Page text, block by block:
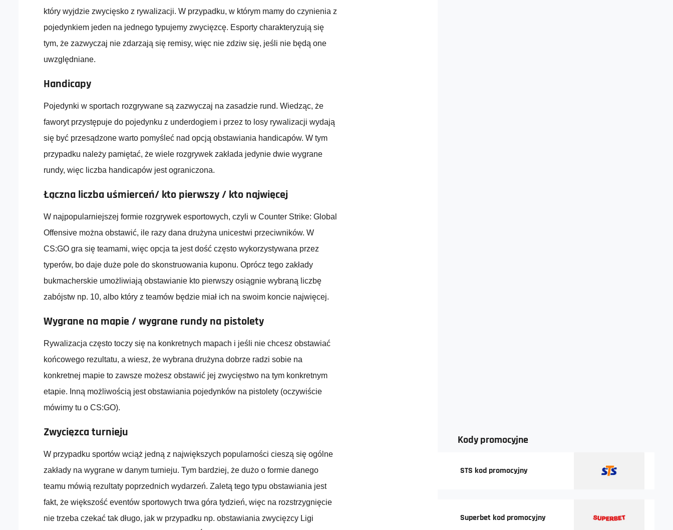
który wyjdzie zwycięsko z rywalizacji. W przypadku, w którym mamy do czynienia z
pojedynkiem jeden na jednego typujemy zwycięzcę. Esporty charakteryzują się
tym, że zazwyczaj nie zdarzają się remisy, więc nie zdziw się, jeśli nie będą one
uwzględniane.
Handicapy
Pojedynki w sportach rozgrywane są zazwyczaj na zasadzie rund. Wiedząc, że
faworyt przystępuje do pojedynku z underdogiem i przez to losy rywalizacji wydają
się być przesądzone warto pomyśleć nad opcją obstawiania handicapów. W tym
przypadku należy pamiętać, że wiele rozgrywek zakłada jedynie dwie wygrane
rundy, więc liczba handicapów jest ograniczona.
Łączna liczba uśmierceń/ kto pierwszy / kto najwięcej
W najpopularniejszej formie rozgrywek esportowych, czyli w Counter Strike: Global
Offensive można obstawić, ile razy dana drużyna unicestwi przeciwników. W
CS:GO gra się teamami, więc opcja ta jest dość często wykorzystywana przez
typerów, bo daje duże pole do skonstruowania kuponu. Oprócz tego zakłady
bukmacherskie umożliwiają obstawianie kto pierwszy osiągnie wybraną liczbę
zabójstw np. 10, albo który z teamów będzie miał ich na swoim koncie najwięcej.
Wygrane na mapie / wygrane rundy na pistolety
Rywalizacja często toczy się na konkretnych mapach i jeśli nie chcesz obstawiać
końcowego rezultatu, a wiesz, że wybrana drużyna dobrze radzi sobie na
konkretnej mapie to zawsze możesz obstawić jej zwycięstwo na tym konkretnym
etapie. Inną możliwością jest obstawiania pojedynków na pistolety (oczywiście
mówimy tu o CS:GO).
Zwycięzca turnieju
W przypadku sportów wciąż jedną z największych popularności cieszą się ogólne
zakłady na wygrane w danym turnieju. Tym bardziej, że dużo o formie danego
teamu mówią rezultaty poprzednich wydarzeń. Zaletą tego typu obstawiania jest
fakt, że większość eventów sportowych trwa góra tydzień, więc na rozstrzygnięcie
nie trzeba czekać tak długo, jak w przypadku np. obstawiania zwycięzcy Ligi
Kody promocyjne
STS kod promocyjny
Superbet kod promocyjny